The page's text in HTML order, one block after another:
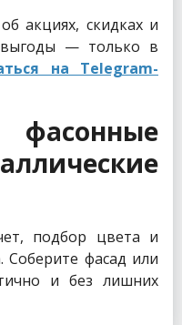
акциях, скидках и
выгоды — только в
на Telegram-
подбор цвета и
Соберите фасад или
и без лишних